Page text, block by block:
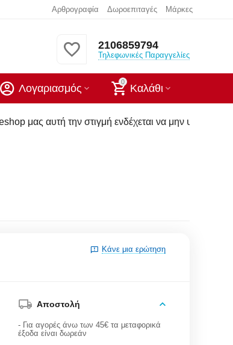
Αρθρογραφία Δωροεπιταγές Μάρκες
2106859794
Τηλεφωνικές Παραγγελίες
0
Καλάθι
Λογαριασμός
ενδέχεται να μην υπάρχουν στα καταστήματα
Κάνε μια ερώτηση
Αποστολή
- Για αγορές άνω των 45€ τα μεταφορικά
έξοδα είναι δωρεάν